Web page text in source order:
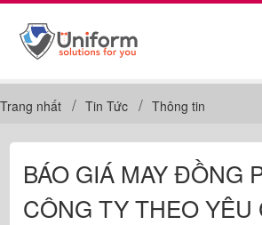
Trang nhất Tin Tức Thông tin
BÁO GIÁ MAY ĐỒNG
CÔNG TY THEO YÊU